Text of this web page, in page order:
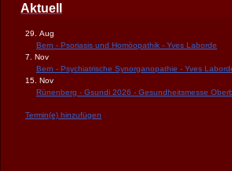
Aktuell
29. Aug
Bern - Psoriasis und Homöopathik - Yves Laborde
7. Nov
Bern - Psychiatrische Synorganopathie - Yves
15. Nov
Rünenberg - Gsundi 2026 - Gesundheitsmesse
Termin(e) hinzufügen